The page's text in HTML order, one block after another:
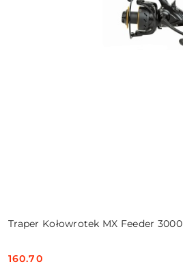
Traper Kołowrotek MX Feeder 3000
Cena:
160.70